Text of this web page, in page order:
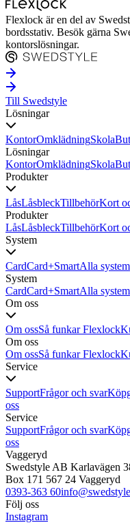
Flexlock är en del av
bordsstativ. Besök gärna
kontorslösningar.
Till Swedstyle
Lösningar
KontorOmklädningSkola
Lösningar
KontorOmklädningSkola
Produkter
LåsLåsbleckTillbehörKort
Produkter
LåsLåsbleckTillbehörKort
System
CardCard+SmartAlla system
System
CardCard+SmartAlla system
Om oss
Om ossSå funkar Flexlock
Om oss
Om ossSå funkar Flexlock
Service
SupportFrågor och svar
oss
Service
SupportFrågor och svar
oss
Vaggeryd
Swedstyle AB Karlavägen
Box 171 567 24 Vaggeryd
0393-363 60
Följ oss
Instagram